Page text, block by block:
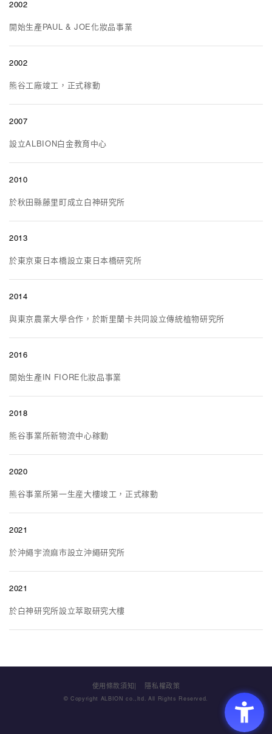
2002
開始生產PAUL & JOE化妝品事業
2002
熊谷工廠竣工，正式稼動
2007
設立ALBION白金教育中心
2010
於秋田縣藤里町成立白神研究所
2013
於東京東日本橋設立東日本橋研究所
2014
與東京農業大學合作，於斯里蘭卡共同設立傳統植物研究所
2016
開始生產IN FIORE化妝品事業
2018
熊谷事業所新物流中心稼動
2020
熊谷事業所第一生産大樓竣工，正式稼動
2021
於沖繩宇流麻市設立沖繩研究所
2021
於白神研究所設立萃取研究大樓
使用條款須知 隱私權政策
© Copyright ALBION co.,ltd. All Rights Reserved.